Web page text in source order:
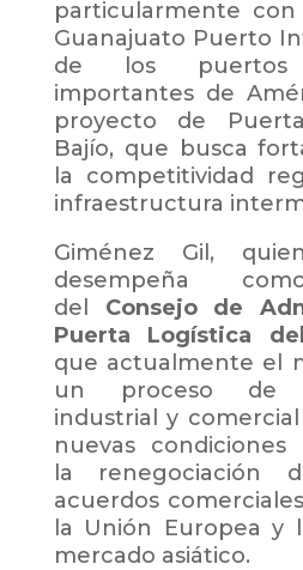
particularmente con
Guanajuato Puerto
de los puertos
importantes de
proyecto de
Bajío, que busca
la competitividad
infraestructura
Giménez Gil,
desempeña
del
Consejo de
Puerta Logística
que actualmente el
un proceso de
industrial y
nuevas condiciones
la renegociación
acuerdos
la Unión Europea y
mercado asiático.